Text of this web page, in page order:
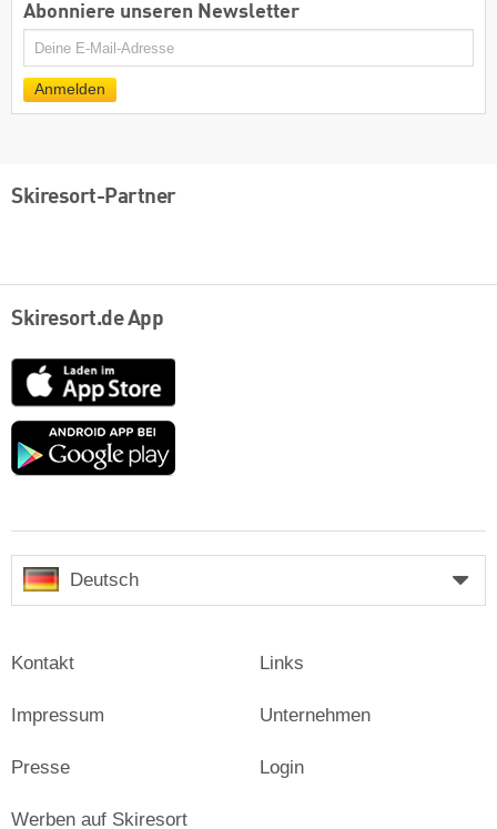
Abonniere unseren Newsletter
E-
Anmelden
Skiresort-Partner
Skiresort.de App
App
Store
Google
Deutsch
Kontakt
Impressum
Presse
Links
Unternehmen
Login
Werben auf Skiresort